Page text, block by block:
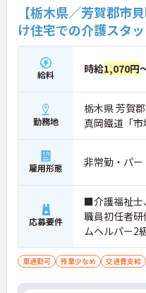
【栃木県／芳賀郡
け住宅での介護スタ
給料 時給1,070円
勤務地
栃木県 芳賀
真岡鐵道「
雇用形態 非常勤・パ
応募要件
■介護福祉士
職員初任者
ムヘルパー2
方 ※経験者
T限定可）
車通勤可 残業少なめ 交通費支給